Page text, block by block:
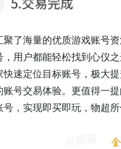
聚了海量的优质游戏账号
，用户都能轻松找到心仪
快速定位目标账号，极大
账号交易体验。更值得一
，实现即买即玩，物超所